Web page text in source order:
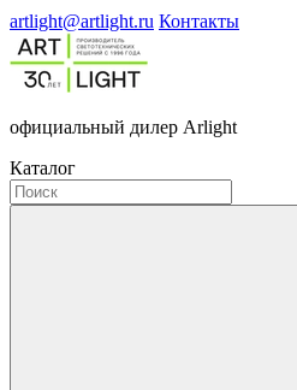
artlight@artlight.ru Контакты
официальный дилер Arlight
Каталог